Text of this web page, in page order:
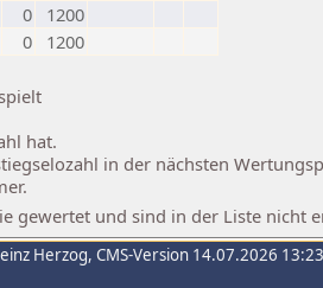
0
1200
0
1200
hat.
in der nächsten
gewertet und sind in der Liste nicht
Herzog, CMS-Version 14.07.2026